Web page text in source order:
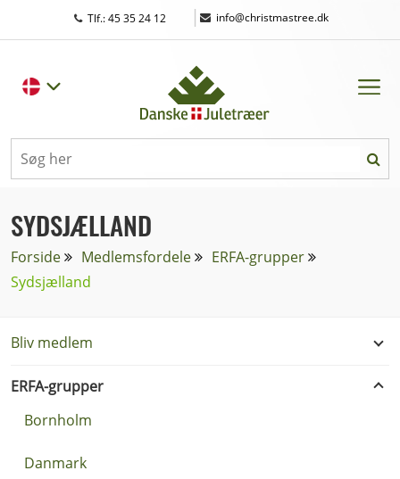
Tlf.: 45 35 24 12 | info@christmastree.dk
SYDSJÆLLAND
Forside Medlemsfordele
ERFA-grupper
Sydsjælland
Bliv medlem
ERFA-grupper
Bornholm
Danmark